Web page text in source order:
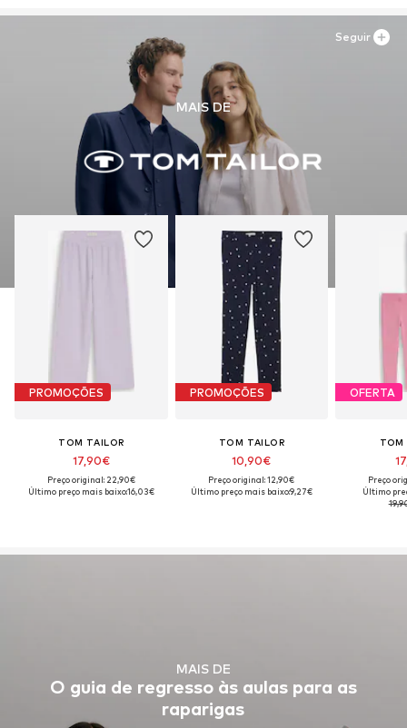
MAIS DE
PROMOÇÕES
TOM TAILOR
17,90€
Preço original: 22,90€
Último preço mais baixo:16,03€
PROMOÇÕES
TOM TAILOR
10,90€
Preço original: 12,90€
Último preço mais baixo:9,27€
OFERTA
TOM
Preço
Último
Seguir
MAIS DE
O guia de regresso às aulas para as
raparigas